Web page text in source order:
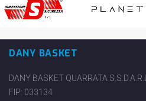
DANY BASKET
DANY BASKET QUARRATA S.S.D.A.R.L.
FIP: 033134